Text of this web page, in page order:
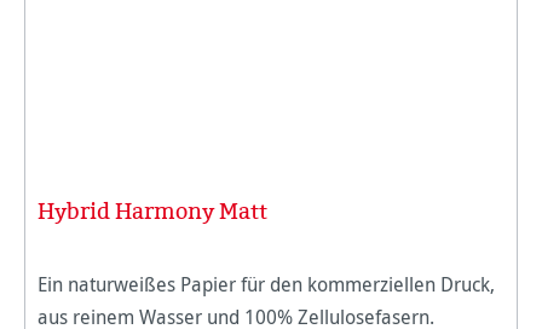
Hybrid Harmony Matt
Ein naturweißes Papier für den kommerziellen Druck,
aus reinem Wasser und 100% Zellulosefasern.